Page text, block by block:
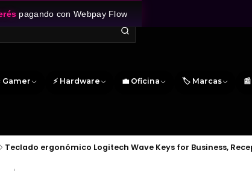
Gamer ⚡ Hardware 💼 Oficina 🏷️ Marcas
pagando con Webpay Flow
Teclado ergonómico Logitech Wave Keys for Business,